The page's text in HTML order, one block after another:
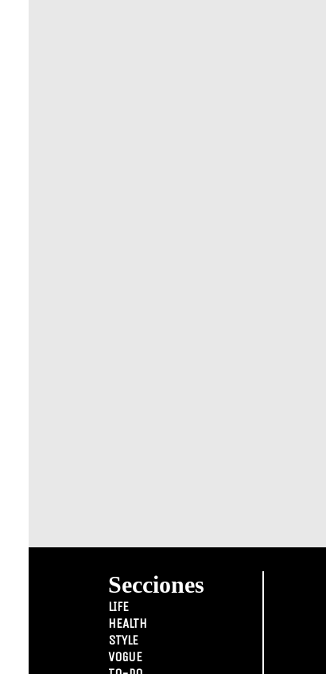
Secciones
LIFE
HEALTH
STYLE
VOGUE